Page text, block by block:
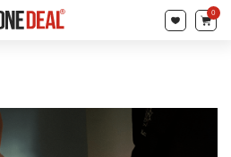
товаров
0